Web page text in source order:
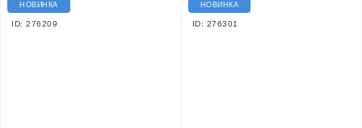
НОВИНКА
ID: 276209
НОВИНКА
ID: 276301